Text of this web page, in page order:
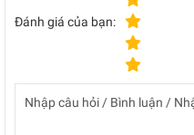
Đánh giá của bạn: